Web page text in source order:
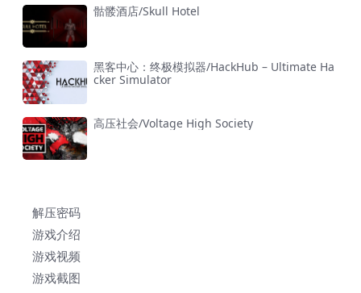
骷髅酒店/Skull Hotel
黑客中心：终极模拟器/HackHub – Ultimate Ha
cker Simulator
高压社会/Voltage High Society
解压密码
游戏介绍
游戏视频
游戏截图